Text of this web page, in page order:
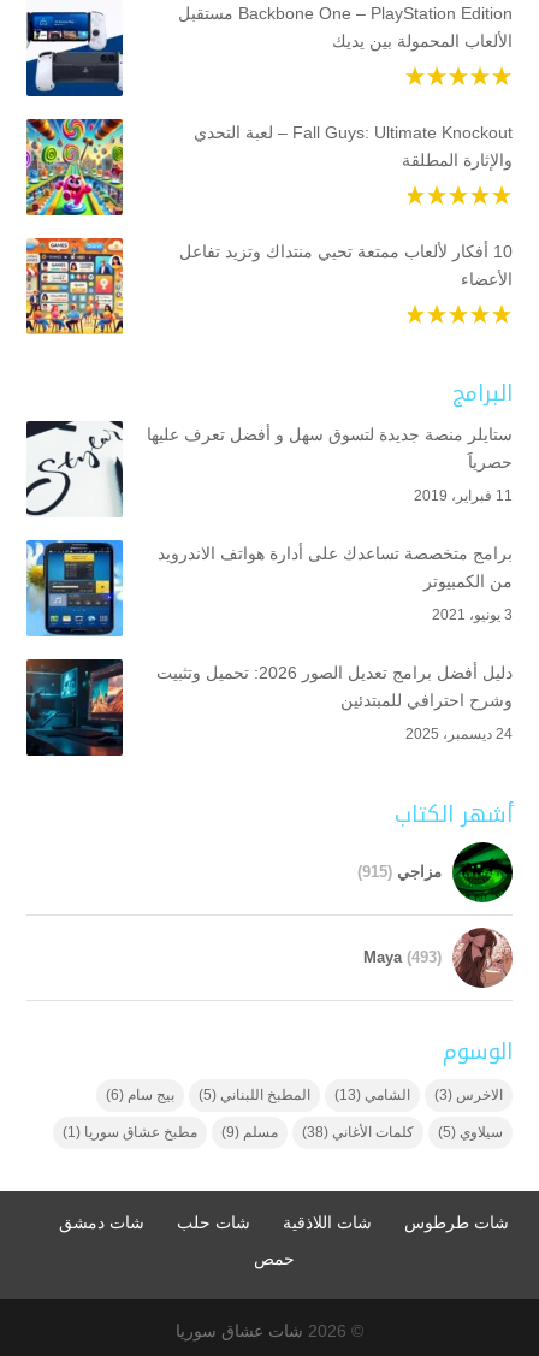
Backbone One – PlayStation Edition مستقبل
الألعاب المحمولة بين يديك
Fall Guys: Ultimate Knockout – لعبة التحدي
والإثارة المطلقة
10 أفكار لألعاب ممتعة تحيي منتداك وتزيد تفاعل
الأعضاء
البرامج
ستايلر منصة جديدة لتسوق سهل و أفضل تعرف عليها
حصرياََ
11 فبراير، 2019
برامج متخصصة تساعدك على أدارة هواتف الاندرويد
من الكمبيوتر
3 يونيو، 2021
دليل أفضل برامج تعديل الصور 2026: تحميل وتثبيت
وشرح احترافي للمبتدئين
24 ديسمبر، 2025
أشهر الكتاب
مزاجي (915)
Maya (493)
الوسوم
الاخرس (3) الشامي (13) المطبخ اللبناني (5) بيج سام (6)
سيلاوي (5) كلمات الأغاني (38) مسلم (9) مطبخ عشاق سوريا (1)
شات طرطوس شات اللاذقية شات حلب
شات دمشق
حمص
© 2026 شات عشاق سوريا